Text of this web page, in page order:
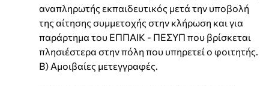
αναπληρωτής εκπαιδευτικός μετά την υποβολή
της αίτησης συμμετοχής στην κλήρωση και για
παράρτημα του ΕΠΠΑΙΚ - ΠΕΣΥΠ που βρίσκεται
πλησιέστερα στην πόλη που υπηρετεί ο φοιτητής.
Β) Αμοιβαίες μετεγγραφές.